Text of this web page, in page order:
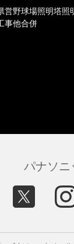
営野球場照明塔照
事他合併
パナソニ